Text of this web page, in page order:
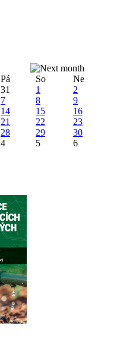
Pá So
Ne
31 1
2
7 8
9
14 15
16
21 22
23
28 29
30
4 5 6